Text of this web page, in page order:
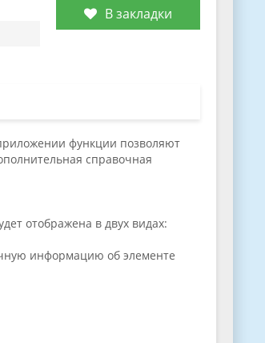
В закладки
функции позволяют
справочная
отображена в двух видах:
информацию об элементе